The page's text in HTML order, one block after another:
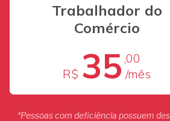
Trabalhador do
Comércio
R$ 35 ,00
/mês
*Pessoas com deficiência possuem